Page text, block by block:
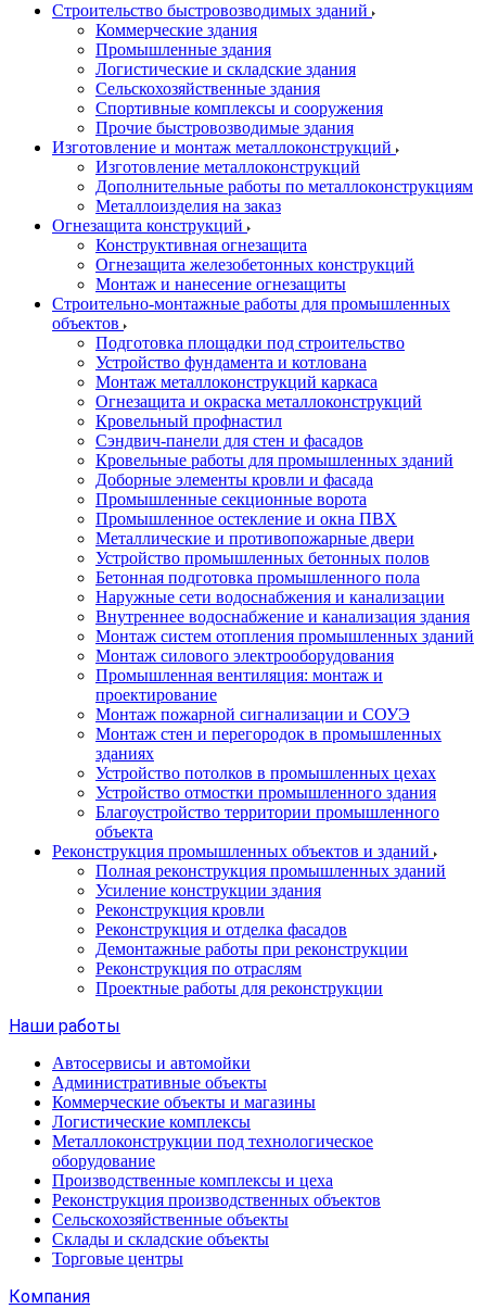
Строительство быстровозводимых зданий
Коммерческие здания
Промышленные здания
Логистические и складские здания
Сельскохозяйственные здания
Спортивные комплексы и сооружения
Прочие быстровозводимые здания
Изготовление и монтаж металлоконструкций
Изготовление металлоконструкций
Дополнительные работы по металлоконструкциям
Металлоизделия на заказ
Огнезащита конструкций
Конструктивная огнезащита
Огнезащита железобетонных конструкций
Монтаж и нанесение огнезащиты
Строительно-монтажные работы для промышленных
объектов
Подготовка площадки под строительство
Устройство фундамента и котлована
Монтаж металлоконструкций каркаса
Огнезащита и окраска металлоконструкций
Кровельный профнастил
Сэндвич-панели для стен и фасадов
Кровельные работы для промышленных зданий
Доборные элементы кровли и фасада
Промышленные секционные ворота
Промышленное остекление и окна ПВХ
Металлические и противопожарные двери
Устройство промышленных бетонных полов
Бетонная подготовка промышленного пола
Наружные сети водоснабжения и канализации
Внутреннее водоснабжение и канализация здания
Монтаж систем отопления промышленных зданий
Монтаж силового электрооборудования
Промышленная вентиляция: монтаж и
проектирование
Монтаж пожарной сигнализации и СОУЭ
Монтаж стен и перегородок в промышленных
зданиях
Устройство потолков в промышленных цехах
Устройство отмостки промышленного здания
Благоустройство территории промышленного
объекта
Реконструкция промышленных объектов и зданий
Полная реконструкция промышленных зданий
Усиление конструкции здания
Реконструкция кровли
Реконструкция и отделка фасадов
Демонтажные работы при реконструкции
Реконструкция по отраслям
Проектные работы для реконструкции
Наши работы
Автосервисы и автомойки
Административные объекты
Коммерческие объекты и магазины
Логистические комплексы
Металлоконструкции под технологическое
оборудование
Производственные комплексы и цеха
Реконструкция производственных объектов
Сельскохозяйственные объекты
Склады и складские объекты
Торговые центры
Компания